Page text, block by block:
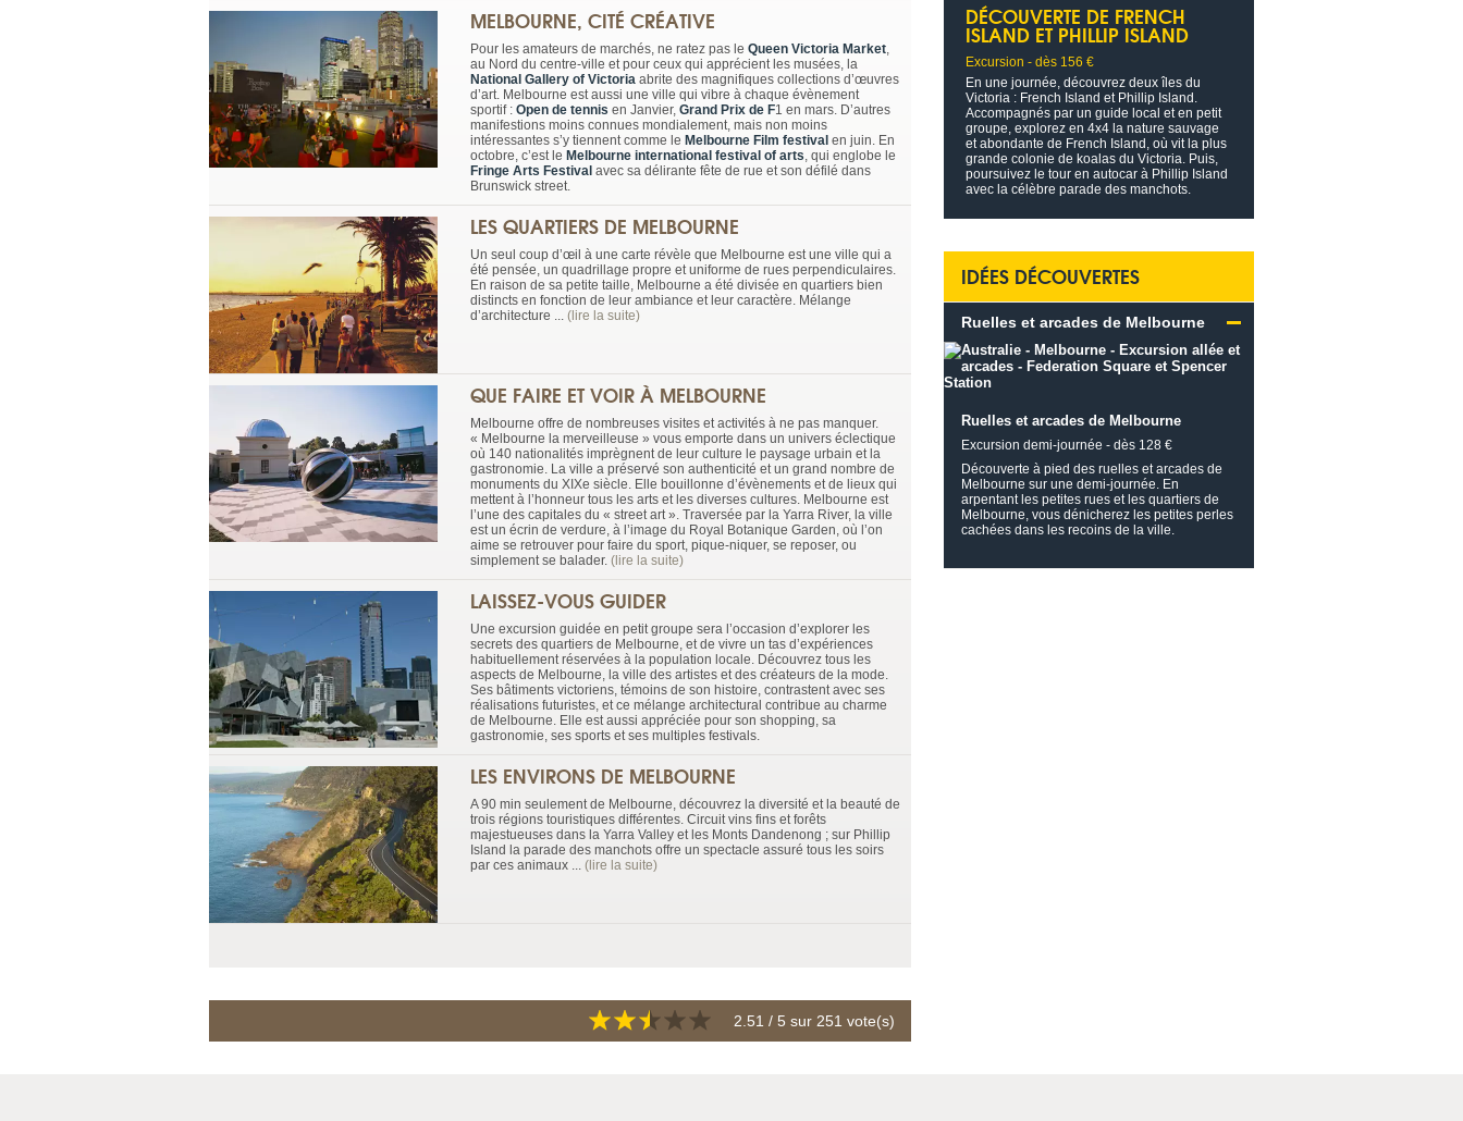
MELBOURNE, CITÉ CRÉATIVE
Pour les amateurs de marchés, ne ratez pas le Queen Victoria Market,
au Nord du centre-ville et pour ceux qui apprécient les musées, la
National Gallery of Victoria abrite des magnifiques collections d’œuvres
d’art. Melbourne est aussi une ville qui vibre à chaque évènement
sportif : Open de tennis en Janvier, Grand Prix de F1 en mars. D’autres
manifestions moins connues mondialement, mais non moins
intéressantes s’y tiennent comme le Melbourne Film festival en juin. En
octobre, c’est le Melbourne international festival of arts, qui englobe le
Fringe Arts Festival avec sa délirante fête de rue et son défilé dans
Brunswick street.
LES QUARTIERS DE MELBOURNE
Un seul coup d’œil à une carte révèle que Melbourne est une ville qui a
été pensée, un quadrillage propre et uniforme de rues perpendiculaires.
En raison de sa petite taille, Melbourne a été divisée en quartiers bien
distincts en fonction de leur ambiance et leur caractère. Mélange
d’architecture ... (lire la suite)
QUE FAIRE ET VOIR À MELBOURNE
Melbourne offre de nombreuses visites et activités à ne pas manquer.
« Melbourne la merveilleuse » vous emporte dans un univers éclectique
où 140 nationalités imprègnent de leur culture le paysage urbain et la
gastronomie. La ville a préservé son authenticité et un grand nombre de
monuments du XIXe siècle. Elle bouillonne d’évènements et de lieux qui
mettent à l’honneur tous les arts et les diverses cultures. Melbourne est
l’une des capitales du « street art ». Traversée par la Yarra River, la ville
est un écrin de verdure, à l’image du Royal Botanique Garden, où l’on
aime se retrouver pour faire du sport, pique-niquer, se reposer, ou
simplement se balader. (lire la suite)
LAISSEZ-VOUS GUIDER
Une excursion guidée en petit groupe sera l’occasion d’explorer les
secrets des quartiers de Melbourne, et de vivre un tas d’expériences
habituellement réservées à la population locale. Découvrez tous les
aspects de Melbourne, la ville des artistes et des créateurs de la mode.
Ses bâtiments victoriens, témoins de son histoire, contrastent avec ses
réalisations futuristes, et ce mélange architectural contribue au charme
de Melbourne. Elle est aussi appréciée pour son shopping, sa
gastronomie, ses sports et ses multiples festivals.
LES ENVIRONS DE MELBOURNE
A 90 min seulement de Melbourne, découvrez la diversité et la beauté de
trois régions touristiques différentes. Circuit vins fins et forêts
majestueuses dans la Yarra Valley et les Monts Dandenong ; sur Phillip
Island la parade des manchots offre un spectacle assuré tous les soirs
par ces animaux ... (lire la suite)
2.51 / 5 sur 251 vote(s)
DÉCOUVERTE DE FRENCH
ISLAND ET PHILLIP ISLAND
Excursion - dès 156 €
En une journée, découvrez deux îles du
Victoria : French Island et Phillip Island.
Accompagnés par un guide local et en petit
groupe, explorez en 4x4 la nature sauvage
et abondante de French Island, où vit la plus
grande colonie de koalas du Victoria. Puis,
poursuivez le tour en autocar à Phillip Island
avec la célèbre parade des manchots.
IDÉES DÉCOUVERTES
Ruelles et arcades de Melbourne
Ruelles et arcades de Melbourne
Excursion demi-journée - dès 128 €
Découverte à pied des ruelles et arcades de
Melbourne sur une demi-journée. En
arpentant les petites rues et les quartiers de
Melbourne, vous dénicherez les petites perles
cachées dans les recoins de la ville.